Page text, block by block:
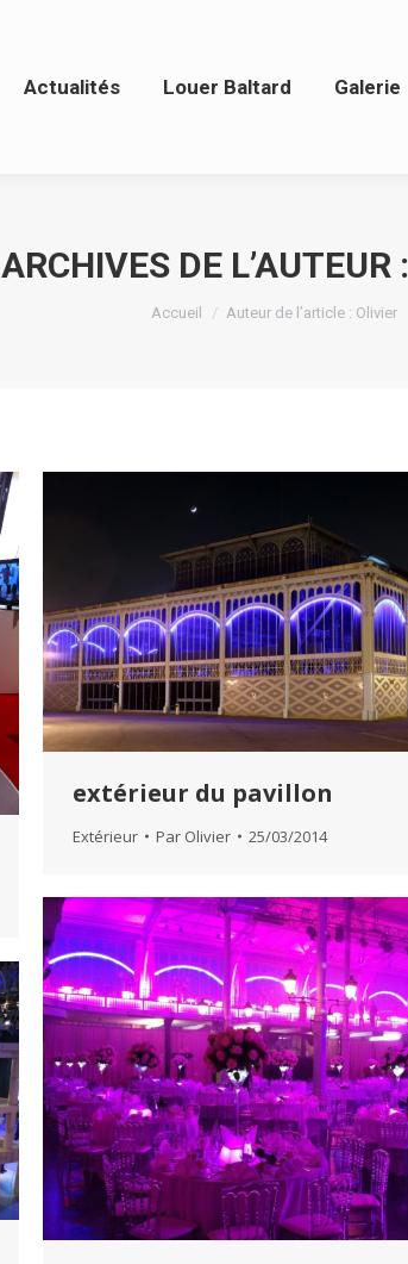
Actualités Louer Baltard Galerie
ARCHIVES DE L’AUTEUR :
Vous êtes ici :
Accueil Auteur de l’article : Olivier
extérieur du pavillon
Extérieur Par Olivier 25/03/2014